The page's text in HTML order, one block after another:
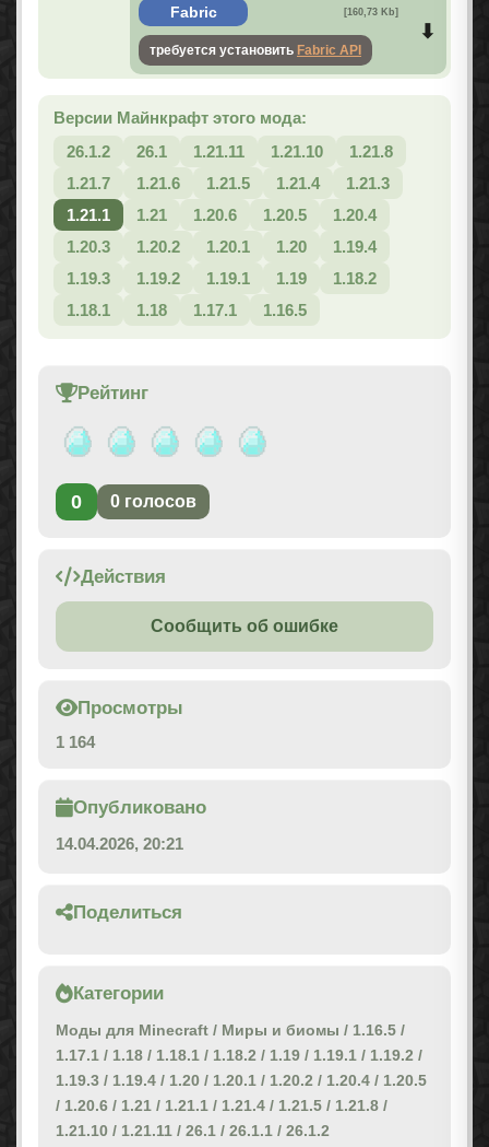
Fabric [160,73 Kb]
требуется установить Fabric API
Версии Майнкрафт этого мода:
26.1.2
26.1 1.21.11 1.21.10
1.21.8
1.21.7
1.21.6 1.21.5 1.21.4
1.21.3
1.21.1
1.21 1.20.6 1.20.5
1.20.4
1.20.3
1.20.2 1.20.1 1.20
1.19.4
1.19.3
1.19.2 1.19.1 1.19
1.18.2
1.18.1
1.18 1.17.1 1.16.5
Рейтинг
0 0 голосов
Действия
Сообщить об ошибке
Просмотры
1 164
Опубликовано
14.04.2026, 20:21
Поделиться
Категории
Моды для Minecraft / Миры и биомы / 1.16.5 /
1.17.1 / 1.18 / 1.18.1 / 1.18.2 / 1.19 / 1.19.1 / 1.19.2 /
1.19.3 / 1.19.4 / 1.20 / 1.20.1 / 1.20.2 / 1.20.4 / 1.20.5
/ 1.20.6 / 1.21 / 1.21.1 / 1.21.4 / 1.21.5 / 1.21.8 /
1.21.10 / 1.21.11 / 26.1 / 26.1.1 / 26.1.2